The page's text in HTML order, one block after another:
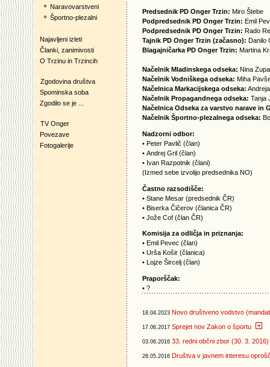
Naravovarstveni
Športno-plezalni
Najavljeni izleti
Članki, zanimivosti
O Trzinu in Trzincih
Zgodovina društva
Spominska soba
Zgodilo se je ...
TV Onger
Povezave
Fotogalerije
Predsednik PD Onger Trzin: Miro Štebe
Podpredsednik PD Onger Trzin: Emil
Podpredsednik PD Onger Trzin: Rado
Tajnik PD Onger Trzin (začasno): Danilo
Blagajničarka PD Onger Trzin: Martina
Načelnik Mladinskega odseka: Nina
Načelnik Vodniškega odseka: Miha
Načelnica Markacijskega odseka:
Načelnik Propagandnega odseka: Tanja
Načelnica Odseka za varstvo narave in
Načelnik Športno-plezalnega odseka:
Nadzorni odbor:
• Peter Pavlič (član)
• Andrej Gril (član)
• Ivan Razpotnik (člani)
(Izmed sebe izvolijo predsednika NO)
Častno razsodišče:
• Stane Mesar (predsednik ČR)
• Biserka Čičerov (članica ČR)
• Jože Cof (član ČR)
Komisija za odličja in priznanja:
• Emil Pevec (član)
• Urša Košir (članica)
• Lojze Šircelj (član)
Praporščak:
• ?
18.04.2023 Novo društveno vodstvo
17.06.2017 Sprejet nov Zakon o športu
03.06.2016 33. redni občni zbor (30. 3. 2016)
28.05.2016 Društva v javnem interesu